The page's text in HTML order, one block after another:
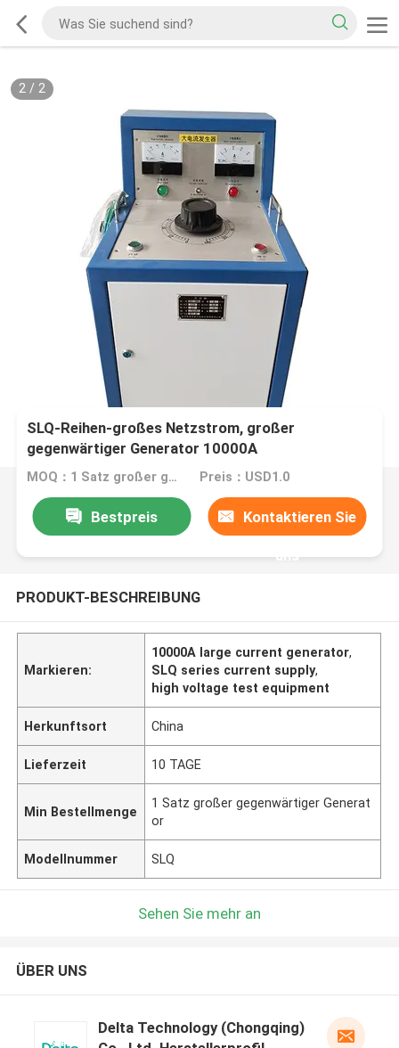
2/ 2
SLQ-Reihen-großes Netzstrom, großer
gegenwärtiger Generator 10000A
MOQ：1 Satz großer gegenwärtiger Generator Preis：USD1.0
Bestpreis Kontaktieren Sie
uns
PRODUKT-BESCHREIBUNG
Markieren:
10000A large current generator,
SLQ series current supply,
high voltage test equipment
Herkunftsort China
Lieferzeit 10 TAGE
Min Bestellmenge
1 Satz großer gegenwärtiger Generat
or
Modellnummer SLQ
Sehen Sie mehr an
ÜBER UNS
Delta Technology (Chongqing)